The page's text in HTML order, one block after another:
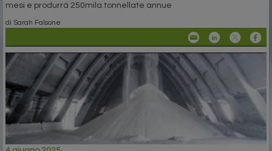
mesi e produrrà 250mila tonnellate annue
di Sarah Falsone